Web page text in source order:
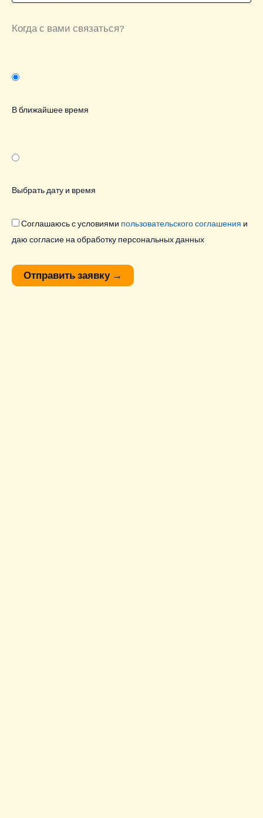
Когда с вами связаться?
В ближайшее время
Выбрать дату и время
Соглашаюсь с условиями пользовательского соглашения и
даю согласие на обработку персональных данных
Отправить заявку →